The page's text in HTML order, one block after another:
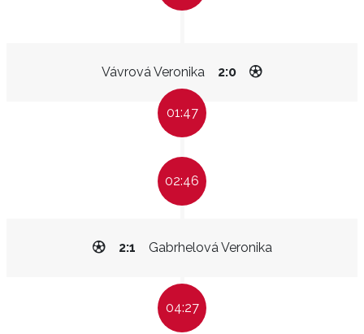
Vávrová Veronika 2:0
01:47
02:46
Gabrhelová Veronika
2:1
04:27